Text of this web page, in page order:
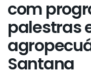
com
palestras
Santana